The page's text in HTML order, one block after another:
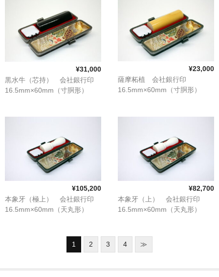
¥31,000
黒水牛（芯持） 会社銀行印
16.5mm×60mm（寸胴形）
¥23,000
薩摩柘植 会社銀行印
16.5mm×60mm（寸胴形）
¥105,200
本象牙（極上） 会社銀行印
16.5mm×60mm（天丸形）
¥82,700
本象牙（上） 会社銀行印
16.5mm×60mm（天丸形）
1 2 3 4 ≫